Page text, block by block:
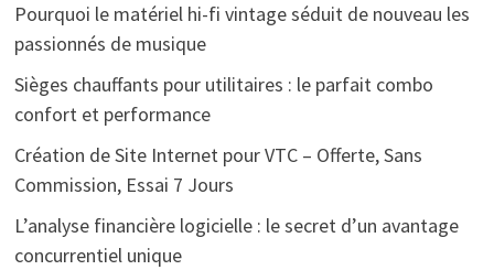
Pourquoi le matériel hi-fi vintage séduit de nouveau les
passionnés de musique
Sièges chauffants pour utilitaires : le parfait combo
confort et performance
Création de Site Internet pour VTC – Offerte, Sans
Commission, Essai 7 Jours
L’analyse financière logicielle : le secret d’un avantage
concurrentiel unique